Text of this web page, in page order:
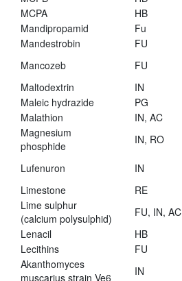
MCPA
HB
Mandipropamid
Fu
Mandestrobin
FU
Mancozeb
FU
Maltodextrin
IN
Maleic hydrazide
PG
Malathion
IN, AC
Magnesium
phosphide
IN, RO
Lufenuron IN
Limestone
RE
Lime sulphur
(calcium polysulphid)
FU, IN, AC
Lenacil
HB
Lecithins
FU
Akanthomyces
muscarius strain Ve6
IN